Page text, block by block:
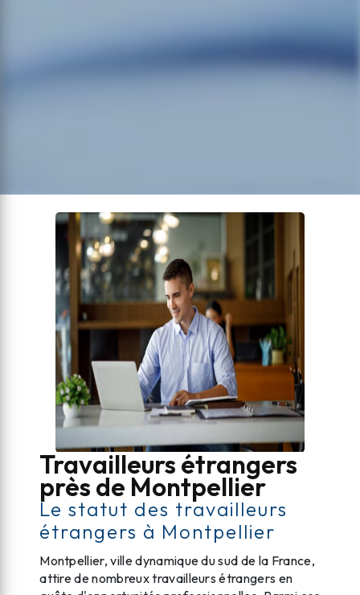
Travailleurs étrangers
près de Montpellier
Le statut des travailleurs
étrangers à Montpellier
Montpellier, ville dynamique du sud de la France,
attire de nombreux travailleurs étrangers en